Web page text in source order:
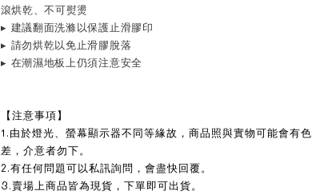
滾烘乾、不可熨燙
▸ 建議翻面洗滌以保護止滑膠印
▸ 請勿烘乾以免止滑膠脫落
▸ 在潮濕地板上仍須注意安全
【注意事項】
1.由於燈光、螢幕顯示器不同等緣故，商品照與實物可能會有色
差，介意者勿下。
2.有任何問題可以私訊詢問，會盡快回覆。
3.賣場上商品皆為現貨，下單即可出貨。